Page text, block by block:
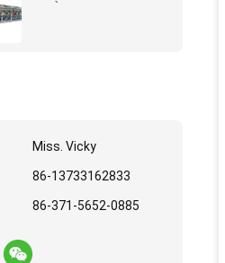
Miss. Vicky
86-13733162833
86-371-5652-0885